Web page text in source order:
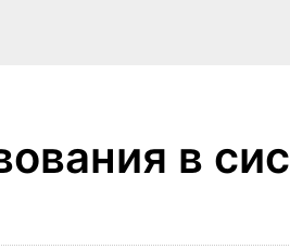
в